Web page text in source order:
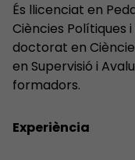
És llicenciat en
Ciències Polítiques i
doctorat en
en Supervisió i
formadors.
Experiència